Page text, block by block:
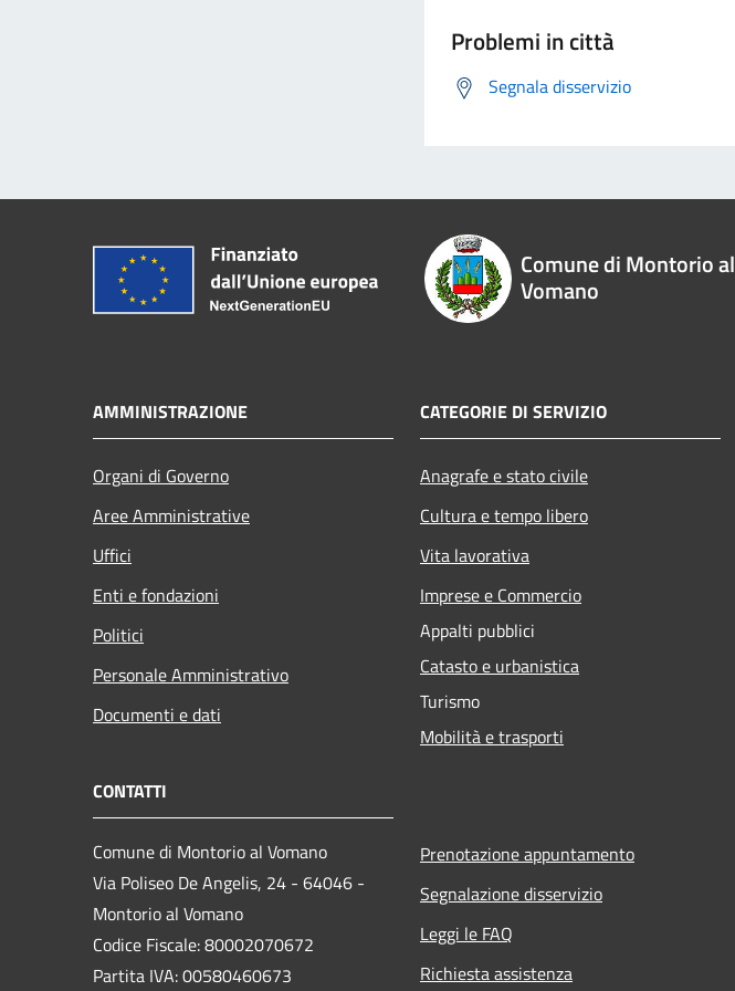
Problemi in città
Segnala disservizio
Comune di Montorio al
Vomano
AMMINISTRAZIONE
Organi di Governo
Aree Amministrative
Uffici
Enti e fondazioni
Politici
Personale Amministrativo
Documenti e dati
CATEGORIE DI SERVIZIO
Anagrafe e stato civile
Cultura e tempo libero
Vita lavorativa
Imprese e Commercio
Appalti pubblici
Catasto e urbanistica
Turismo
Mobilità e trasporti
CONTATTI
Comune di Montorio al Vomano
Via Poliseo De Angelis, 24 - 64046 -
Montorio al Vomano
Codice Fiscale: 80002070672
Partita IVA: 00580460673
Prenotazione appuntamento
Segnalazione disservizio
Leggi le FAQ
Richiesta assistenza